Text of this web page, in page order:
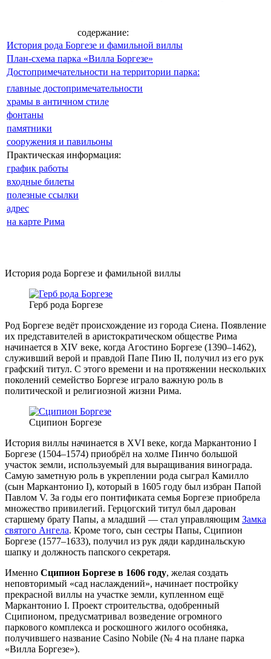
содержание:
История рода Боргезе и фамильной виллы
План-схема парка «Вилла Боргезе»
Достопримечательности на территории парка:
главные достопримечательности
храмы в античном стиле
фонтаны
памятники
сооружения и павильоны
Практическая информация:
график работы
входные билеты
полезные ссылки
адрес
на карте Рима
История рода Боргезе и фамильной виллы
Герб рода Боргезе
Род Боргезе ведёт происхождение из города Сиена. Появление
их представителей в аристократическом обществе Рима
начинается в XIV веке, когда Агостино Боргезе (1390–1462),
служивший верой и правдой Папе Пию II, получил из его рук
графский титул. С этого времени и на протяжении нескольких
поколений семейство Боргезе играло важную роль в
политической и религиозной жизни Рима.
Сципион Боргезе
История виллы начинается в XVI веке, когда Маркантонио I
Боргезе (1504–1574) приобрёл на холме Пинчо большой
участок земли, используемый для выращивания винограда.
Самую заметную роль в укреплении рода сыграл Камилло
(сын Маркантонио I), который в 1605 году был избран Папой
Павлом V. За годы его понтификата семья Боргезе приобрела
множество привилегий. Герцогский титул был дарован
старшему брату Папы, а младший — стал управляющим Замка
святого Ангела. Кроме того, сын сестры Папы, Сципион
Боргезе (1577–1633), получил из рук дяди кардинальскую
шапку и должность папского секретаря.
Именно Сципион Боргезе в 1606 году, желая создать
неповторимый «сад наслаждений», начинает постройку
прекрасной виллы на участке земли, купленном ещё
Маркантонио I. Проект строительства, одобренный
Сципионом, предусматривал возведение огромного
паркового комплекса и роскошного жилого особняка,
получившего название Casino Nobile (№ 4 на плане парка
«Вилла Боргезе»).